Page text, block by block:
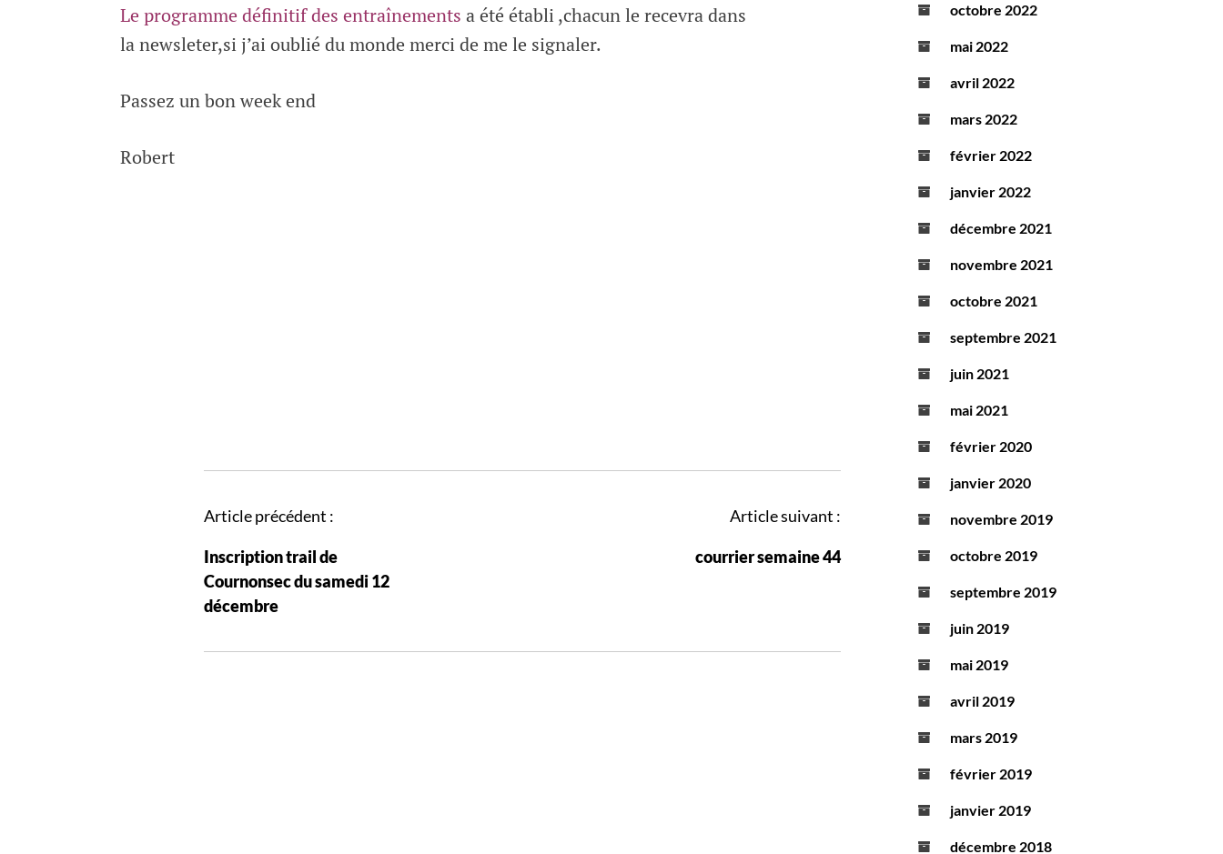
Le programme définitif des entraînements a été établi ,chacun le recevra dans
la newsleter,si j’ai oublié du monde merci de me le signaler.
Passez un bon week end
Robert
N
v
i
g
Article précédent :
Inscription trail de
Cournonsec du samedi 12
décembre
Article suivant :
courrier semaine 44
octobre 2022
mai 2022
avril 2022
mars 2022
février 2022
janvier 2022
décembre 2021
novembre 2021
octobre 2021
septembre 2021
juin 2021
mai 2021
février 2020
janvier 2020
novembre 2019
octobre 2019
septembre 2019
juin 2019
mai 2019
avril 2019
mars 2019
février 2019
janvier 2019
décembre 2018